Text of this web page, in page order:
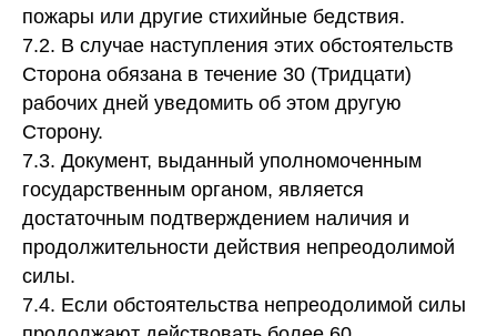
пожары или другие стихийные бедствия.
7.2. В случае наступления этих обстоятельств
Сторона обязана в течение 30 (Тридцати)
рабочих дней уведомить об этом другую
Сторону.
7.3. Документ, выданный уполномоченным
государственным органом, является
достаточным подтверждением наличия и
продолжительности действия непреодолимой
силы.
7.4. Если обстоятельства непреодолимой силы